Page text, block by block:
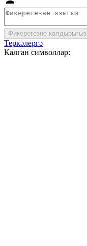
Фикерегезне калдырыгыз
Теркәлергә
Калган символлар: